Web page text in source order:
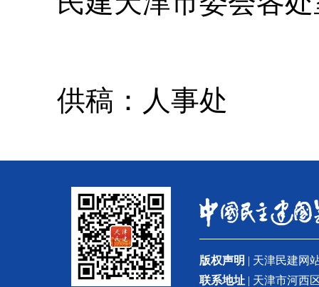
供稿：人事处
版权声明 | 天津民建网
联系地址 | 天津市河西